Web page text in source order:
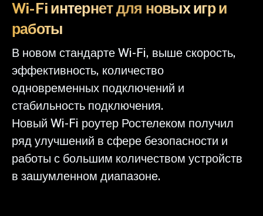
Wi-Fi интернет для новых игр и
работы
В новом стандарте Wi-Fi, выше скорость,
эффективность, количество
одновременных подключений и
стабильность подключения.
Новый Wi-Fi роутер Ростелеком получил
ряд улучшений в сфере безопасности и
работы с большим количеством устройств
в зашумленном диапазоне.